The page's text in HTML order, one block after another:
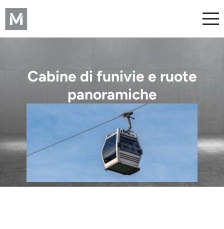
Cabine di funivie e ruote
panoramiche